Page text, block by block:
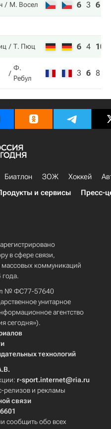
М. Восел 6 3 6
Т. Пюц 6 4 10
Ф.
Ребул
3 6 8
Биатлон ЗОЖ Хоккей
и сервисы Пресс-
в сфере связи,
коммуникаций
№ ФС77-57640
унитарное
агентство
сегодня»).
технологий
r-sport.internet@ria.ru
релизов и рекламы
связи
сообщить обо всех